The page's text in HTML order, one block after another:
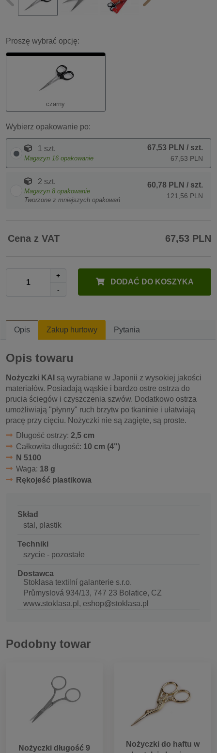
Proszę wybrać opcję:
czarny
Wybierz opakowanie po:
1 szt.
Magazyn 16 opakowanie
67,53 PLN / szt.
67,53 PLN
2 szt.
Magazyn 8 opakowanie
Tworzone z mniejszych opakowań
60,78 PLN / szt.
121,56 PLN
Cena z VAT 67,53 PLN
+
-
DODAĆ DO KOSZYKA
Opis Zakup hurtowy Pytania
Opis towaru
Nożyczki KAI są wyrabiane w Japonii z wysokiej jakości
materiałów. Posiadają wąskie i bardzo ostre ostrza do
prucia ściegów i czyszczenia szwów. Dodatkowo ostrza
umożliwiają "płynny" ruch brzytw po tkaninie i ułatwiają
pracę przy cięciu. Nożyczki nie są zagięte, są proste.
Długość ostrzy: 2,5 cm
Całkowita długość: 10 cm (4")
N 5100
Waga: 18 g
Rękojeść plastikowa
Skład
stal, plastik
Techniki
szycie - pozostałe
Dostawca
Stoklasa textilní galanterie s.r.o.
Průmyslová 934/13, 747 23 Bolatice, CZ
www.stoklasa.pl, eshop@stoklasa.pl
Podobny towar
Nożyczki długość 9
Nożyczki do haftu w